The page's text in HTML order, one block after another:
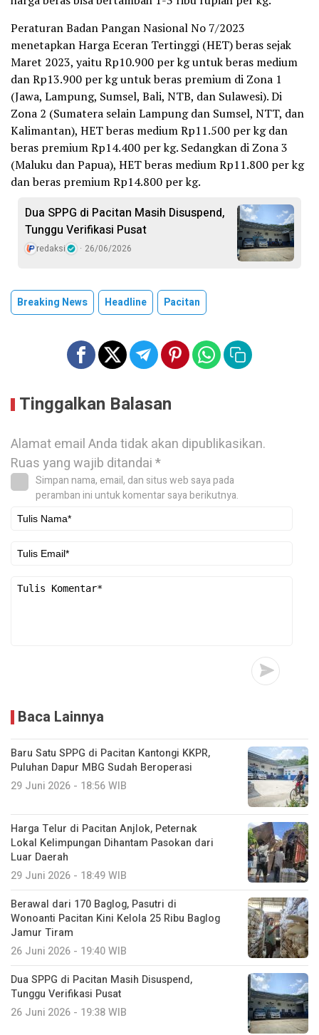
Peraturan Badan Pangan Nasional No 7/2023
menetapkan Harga Eceran Tertinggi (HET) beras sejak
Maret 2023, yaitu Rp10.900 per kg untuk beras medium
dan Rp13.900 per kg untuk beras premium di Zona 1
(Jawa, Lampung, Sumsel, Bali, NTB, dan Sulawesi). Di
Zona 2 (Sumatera selain Lampung dan Sumsel, NTT, dan
Kalimantan), HET beras medium Rp11.500 per kg dan
beras premium Rp14.400 per kg. Sedangkan di Zona 3
(Maluku dan Papua), HET beras medium Rp11.800 per kg
dan beras premium Rp14.800 per kg.
Dua SPPG di Pacitan Masih Disuspend,
Tunggu Verifikasi Pusat
redaksi 26/06/2026
Breaking News Headline Pacitan
Tinggalkan Balasan
Alamat email Anda tidak akan dipublikasikan.
Ruas yang wajib ditandai*
Simpan nama, email, dan situs web saya pada
peramban ini untuk komentar saya berikutnya.
Baca Lainnya
Baru Satu SPPG di Pacitan Kantongi KKPR,
Puluhan Dapur MBG Sudah Beroperasi
29 Juni 2026 - 18:56 WIB
Harga Telur di Pacitan Anjlok, Peternak
Lokal Kelimpungan Dihantam Pasokan dari
Luar Daerah
29 Juni 2026 - 18:49 WIB
Berawal dari 170 Baglog, Pasutri di
Wonoanti Pacitan Kini Kelola 25 Ribu Baglog
Jamur Tiram
26 Juni 2026 - 19:40 WIB
Dua SPPG di Pacitan Masih Disuspend,
Tunggu Verifikasi Pusat
26 Juni 2026 - 19:38 WIB